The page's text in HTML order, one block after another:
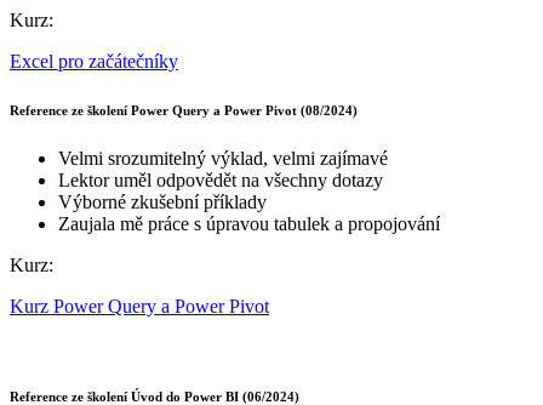
Kurz:
Excel pro začátečníky
Reference ze školení Power Query a Power Pivot (08/2024)
Velmi srozumitelný výklad, velmi zajímavé
Lektor uměl odpovědět na všechny dotazy
Výborné zkušební příklady
Zaujala mě práce s úpravou tabulek a propojování
Kurz:
Kurz Power Query a Power Pivot
Reference ze školení Úvod do Power BI (06/2024)